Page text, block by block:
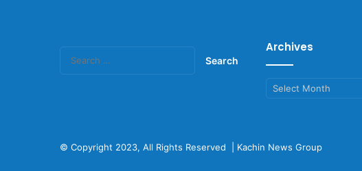
for:
Archives
Archives
© Copyright 2023, All Rights Reserved | Kachin News Group